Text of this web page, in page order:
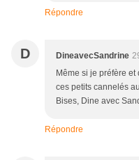
Répondre
D DineavecSandrine
Même si je préfère
ces petits cannelés
Bises, Dine avec
Répondre